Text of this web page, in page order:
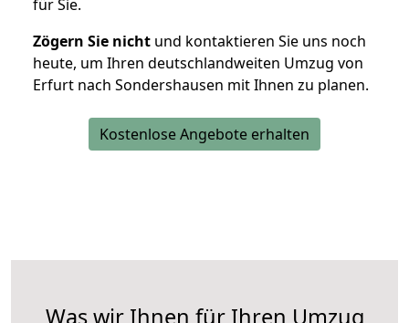
für Sie.
Zögern Sie nicht und kontaktieren Sie uns noch
heute, um Ihren deutschlandweiten Umzug von
Erfurt nach Sondershausen mit Ihnen zu planen.
Kostenlose Angebote erhalten
Was wir Ihnen für Ihren Umzug